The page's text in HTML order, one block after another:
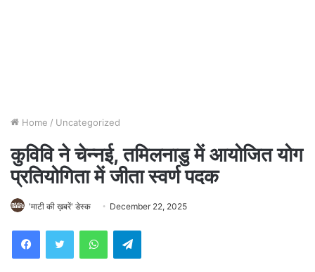
Home / Uncategorized
कुविवि ने चेन्नई, तमिलनाडु में आयोजित योग
प्रतियोगिता में जीता स्वर्ण पदक
'माटी की ख़बरें' डेस्क December 22, 2025
WhatsAppTelegram